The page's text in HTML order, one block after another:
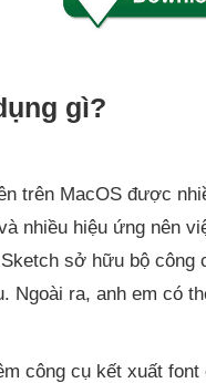
gì?
trên MacOS được
nhiều hiệu ứng nên
sở hữu bộ
Ngoài ra, anh em có
công cụ kết xuất